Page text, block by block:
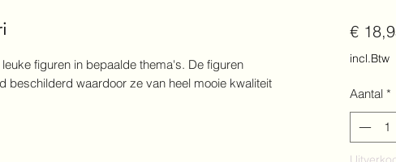
figuren in bepaalde thema's. De figuren
beschilderd waardoor ze van heel mooie kwaliteit
€
incl.Btw
Aantal *